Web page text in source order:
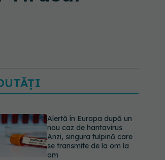
Alertă în Europa după un
nou caz de hantavirus
Anzi, singura tulpină care
se transmite de la om la
om